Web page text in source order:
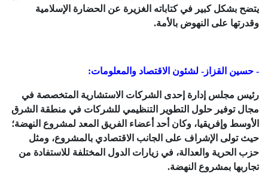
يتضح بشكل كبير في كتاباته الغزيرة عن الحضارة الإسلامية
وقدرتها على النهوض بالأمة.
- حسين القزاز- لشئون الاقتصاد والمعلومات:
رئيس مجلس إدارة إحدى الشركات الاستشارية المتخصصة في
مجال توفير حلول التطوير التنظيمي للشركات في منطقة الشرق
الأوسط وإفريقيا، وكان أحد أعضاء الفريق المعد لمشروع النهضة؛
حيث تولى الإشراف على الجانب الاقتصادي بالمشروع، ومثل
حزب الحرية والعدالة، في زيارات الدول المختلفة للاستفادة من
تجاربها بمشروع النهضة.